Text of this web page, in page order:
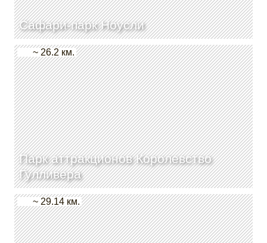
Сафари-парк Ноусли
Парк аттракционов Королевство
Гулливера
~ 26.2 км.
~ 29.14 км.